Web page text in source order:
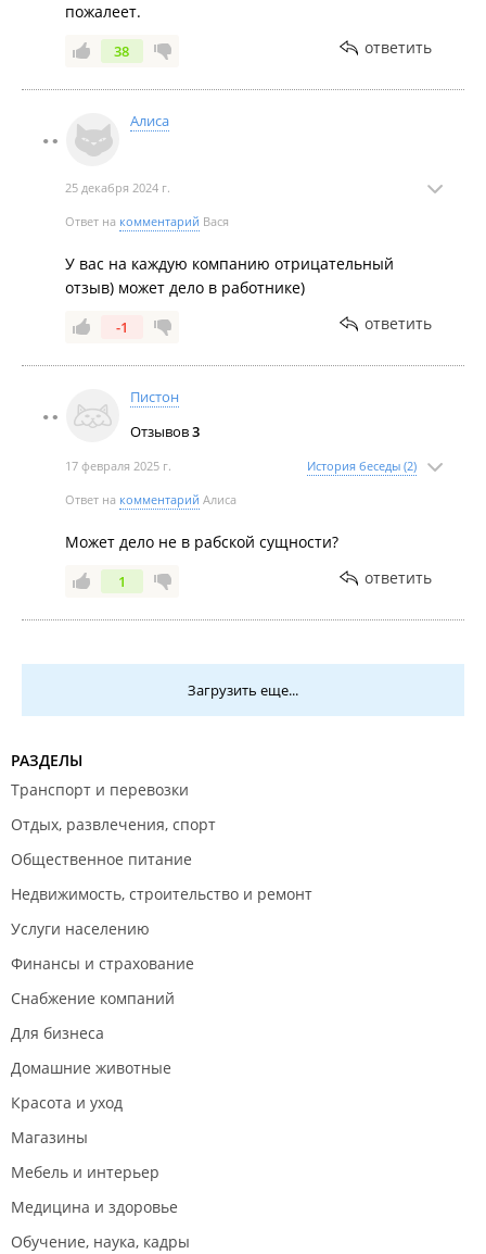
пожалеет.
38 ответить
Алиса
25 декабря 2024 г.
Ответ на комментарий Вася
У вас на каждую компанию отрицательный
отзыв) может дело в работнике)
-1 ответить
Пистон
Отзывов3
17 февраля 2025 г. История беседы (2)
Ответ на комментарий Алиса
Может дело не в рабской сущности?
1 ответить
Загрузить еще...
РАЗДЕЛЫ
Транспорт и перевозки
Отдых, развлечения, спорт
Общественное питание
Недвижимость, строительство и ремонт
Услуги населению
Финансы и страхование
Снабжение компаний
Для бизнеса
Домашние животные
Красота и уход
Магазины
Мебель и интерьер
Медицина и здоровье
Обучение, наука, кадры